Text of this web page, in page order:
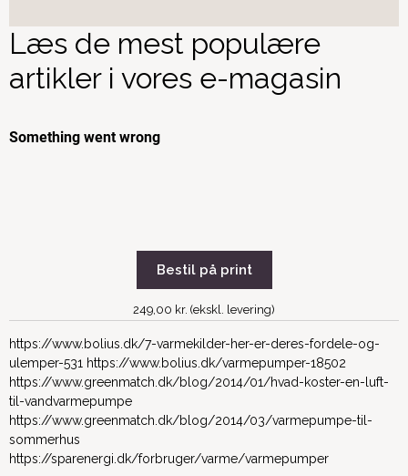
Læs de mest populære
artikler i vores e-magasin
Bestil på print
249,00 kr. (ekskl. levering)
https://www.bolius.dk/7-varmekilder-her-er-deres-fordele-og-
ulemper-531 https://www.bolius.dk/varmepumper-18502
https://www.greenmatch.dk/blog/2014/01/hvad-koster-en-luft-
til-vandvarmepumpe
https://www.greenmatch.dk/blog/2014/03/varmepumpe-til-
sommerhus
https://sparenergi.dk/forbruger/varme/varmepumper